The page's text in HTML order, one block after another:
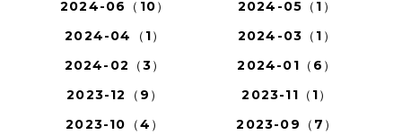
2024-06（10）
2024-05（1）
2024-04（1）
2024-03（1）
2024-02（3）
2024-01（6）
2023-12（9）
2023-11（1）
2023-10（4）
2023-09（7）